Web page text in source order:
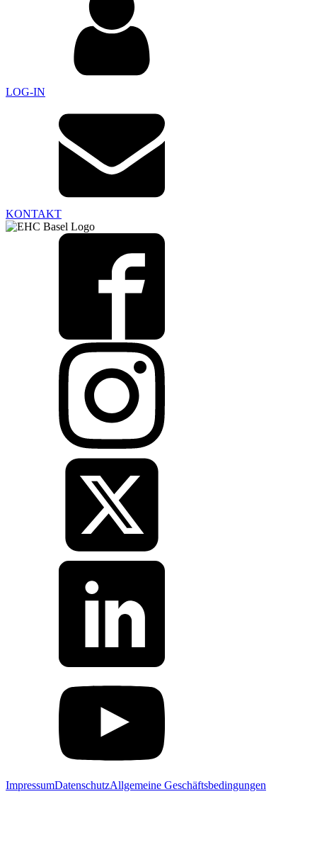
LOG-IN
KONTAKT
ImpressumDatenschutzAllgemeine Geschäftsbedingungen